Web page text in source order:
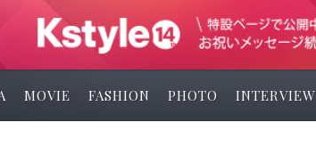
MOVIE FASHION PHOTO INTERVIEW